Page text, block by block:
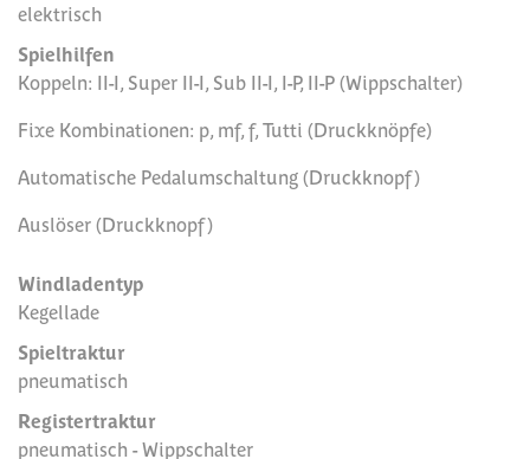
elektrisch
Spielhilfen
Koppeln: II-I, Super II-I, Sub II-I, I-P, II-P (Wippschalter)
Fixe Kombinationen: p, mf, f, Tutti (Druckknöpfe)
Automatische Pedalumschaltung (Druckknopf)
Auslöser (Druckknopf)
Windladentyp
Kegellade
Spieltraktur
pneumatisch
Registertraktur
pneumatisch - Wippschalter